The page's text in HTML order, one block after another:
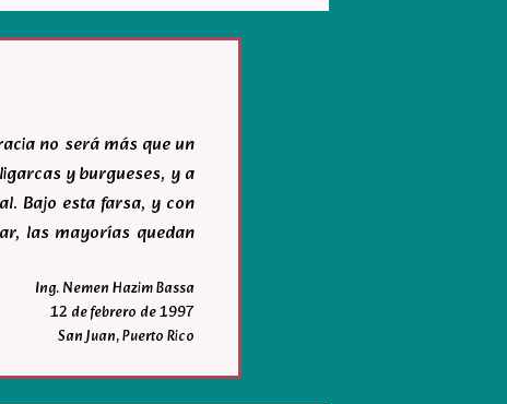
no será más que un
y burgueses, y a
Bajo esta farsa, y con
las mayorías quedan
Ing. Nemen Hazim Bassa
12 de febrero de 1997
San Juan, Puerto Rico